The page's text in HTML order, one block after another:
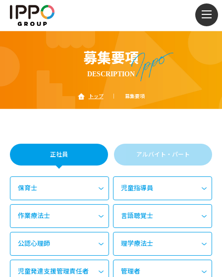
募集要項
DESCRIPTION
トップ｜ 募集要項
正社員 アルバイト・パート
保育士 児童指導員
作業療法士 言語聴覚士
公認心理師 理学療法士
児童発達支援管理責任者 管理者